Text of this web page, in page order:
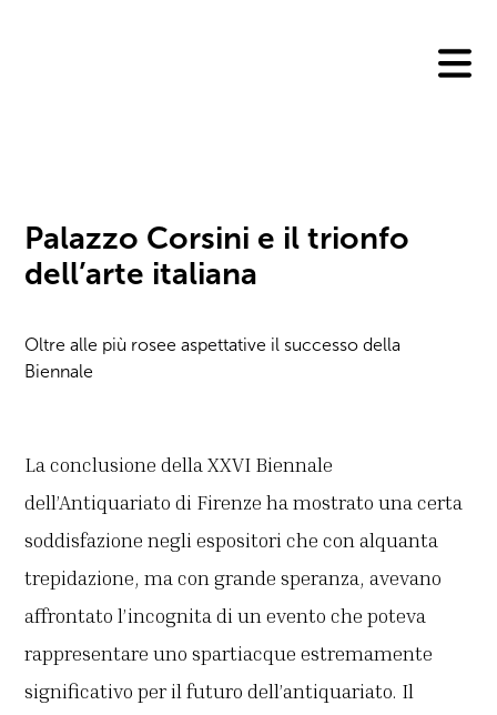
Palazzo Corsini e il trionfo
dell’arte italiana
Oltre alle più rosee aspettative il successo della
Biennale
La conclusione della XXVI Biennale
dell’Antiquariato di Firenze ha mostrato una certa
soddisfazione negli espositori che con alquanta
trepidazione, ma con grande speranza, avevano
affrontato l’incognita di un evento che poteva
rappresentare uno spartiacque estremamente
significativo per il futuro dell’antiquariato. Il